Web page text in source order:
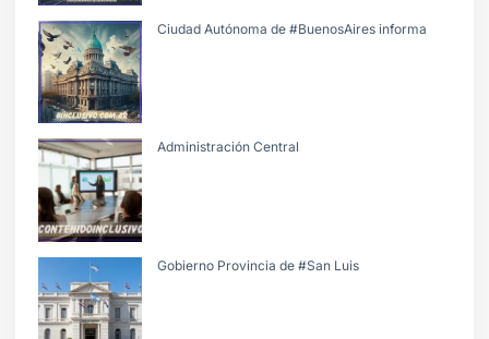
Ciudad Autónoma de #BuenosAires informa
Administración Central
Gobierno Provincia de #San Luis